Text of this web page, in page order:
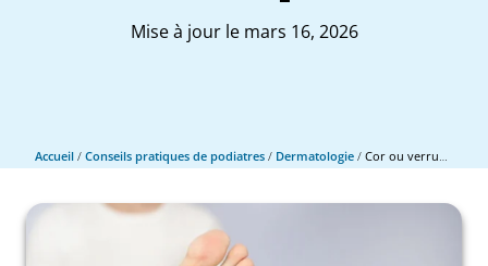
Mise à jour le mars 16, 2026
Accueil / Conseils pratiques de podiatres / Dermatologie / Cor ou verrue plantaire?